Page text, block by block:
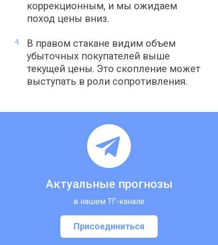
коррекционным, и мы ожидаем
поход цены вниз.
В правом стакане видим объем
убыточных покупателей выше
текущей цены. Это скопление может
выступать в роли сопротивления.
Актуальные прогнозы
в нашем ТГ-канале
Присоединиться